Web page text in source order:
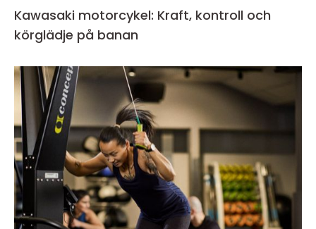
Kawasaki motorcykel: Kraft, kontroll och
körglädje på banan